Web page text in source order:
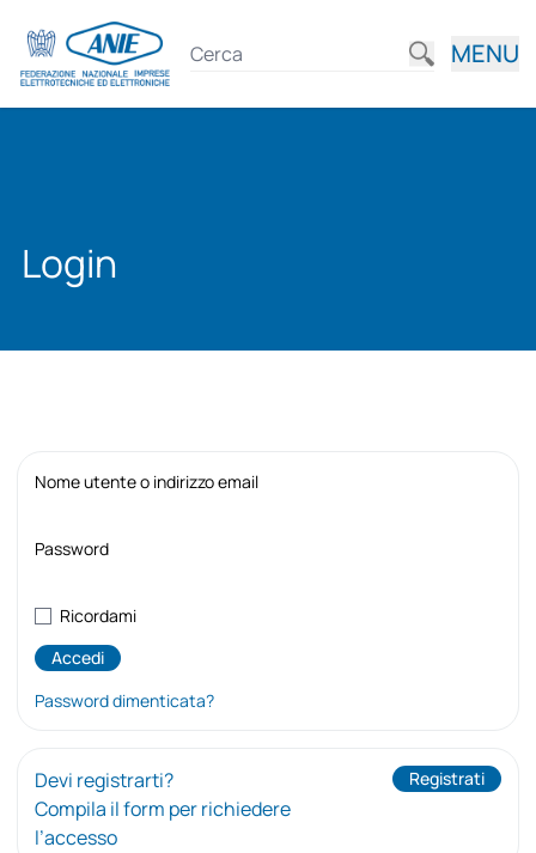
MENU
Login
Nome utente o indirizzo email
Password
Ricordami
Password dimenticata?
Devi registrarti?
Compila il form per richiedere
l’accesso
Registrati